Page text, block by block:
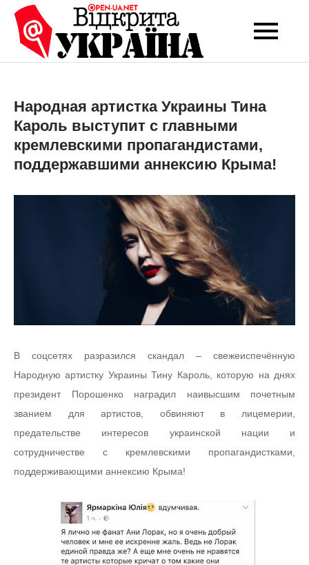
Перейти
вмісту
Open-UA
NET
Це ваше надійне
експертних думок
Народная артистка Украины Тина
Кароль выступит с главными
кремлевскими пропагандистами,
поддержавшими аннексию Крыма!
В соцсетях разразился скандал – свежеиспечённую
Народную артистку Украины Тину Кароль, которую на днях
президент Порошенко наградил наивысшим почетным
званием для артистов, обвиняют в лицемерии,
предательстве интересов украинской нации и
сотрудничестве с кремлевскими пропагандистками,
поддерживающими аннексию Крыма!